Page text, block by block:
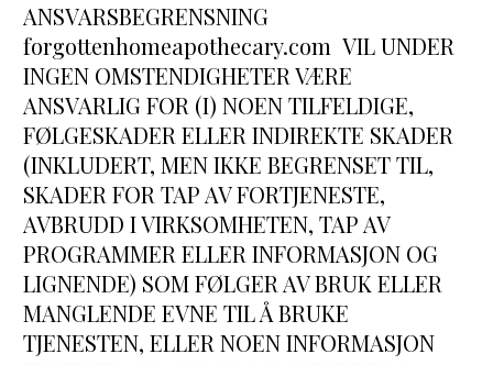
ANSVARSBEGRENSNING
forgottenhomeapothecary.com  VIL UNDER
INGEN OMSTENDIGHETER VÆRE
ANSVARLIG FOR (I) NOEN TILFELDIGE,
FØLGESKADER ELLER INDIREKTE SKADER
(INKLUDERT, MEN IKKE BEGRENSET TIL,
SKADER FOR TAP AV FORTJENESTE,
AVBRUDD I VIRKSOMHETEN, TAP AV
PROGRAMMER ELLER INFORMASJON OG
LIGNENDE) SOM FØLGER AV BRUK ELLER
MANGLENDE EVNE TIL Å BRUKE
TJENESTEN, ELLER NOEN INFORMASJON